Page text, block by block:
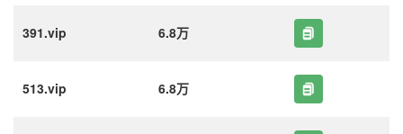
391.vip 6.8万
513.vip 6.8万